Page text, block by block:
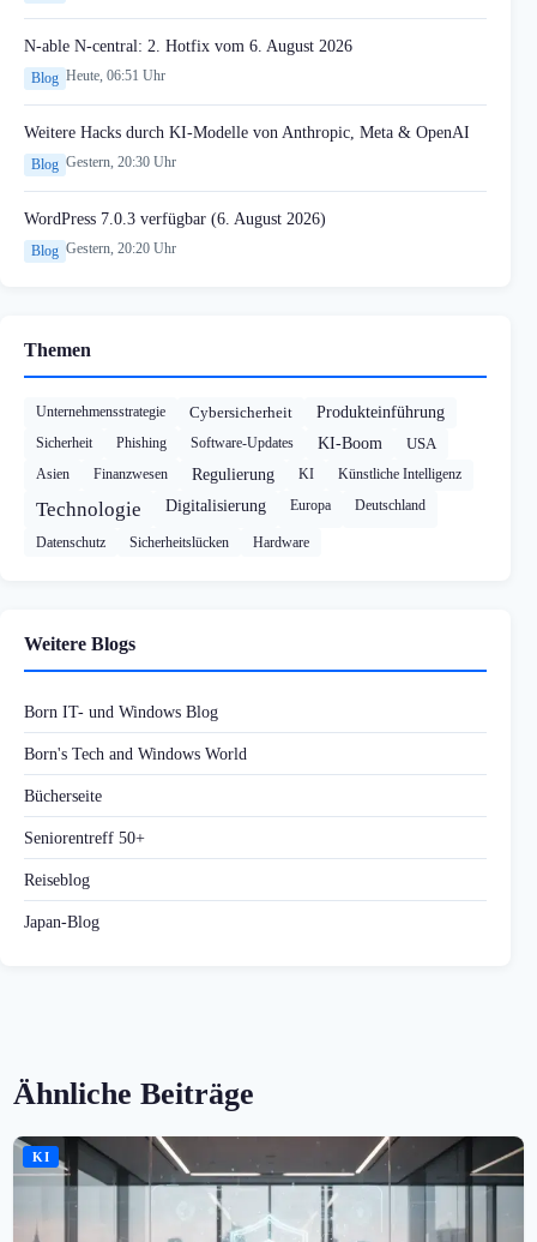
N-able N-central: 2. Hotfix vom 6. August 2026
Blog Heute, 06:51 Uhr
Weitere Hacks durch KI-Modelle von Anthropic, Meta & OpenAI
Blog Gestern, 20:30 Uhr
WordPress 7.0.3 verfügbar (6. August 2026)
Blog Gestern, 20:20 Uhr
Themen
Unternehmensstrategie Cybersicherheit Produkteinführung
Sicherheit Phishing Software-Updates KI-Boom USA
Asien Finanzwesen Regulierung KI Künstliche Intelligenz
Technologie Digitalisierung Europa Deutschland
Datenschutz Sicherheitslücken Hardware
Weitere Blogs
Born IT- und Windows Blog
Born's Tech and Windows World
Bücherseite
Seniorentreff 50+
Reiseblog
Japan-Blog
Ähnliche Beiträge
KI